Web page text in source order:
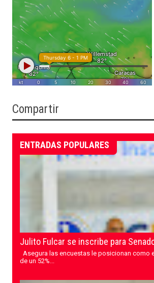
Compartir
ENTRADAS POPULARES
Julito Fulcar se inscribe para
Asegura las encuestas le posicionan como
de un 52%...